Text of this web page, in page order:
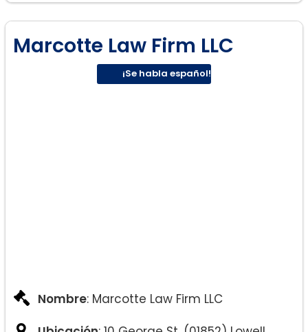
Marcotte Law Firm LLC
¡Se habla español!
Nombre: Marcotte Law Firm LLC